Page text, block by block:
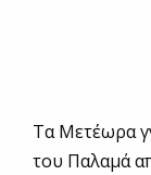
Τα Μετέωρα
του Παλαμά